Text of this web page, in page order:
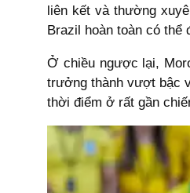
liên kết và thường
Brazil hoàn toàn có thể
Ở chiều ngược lại,
trưởng thành vượt bậc
thời điểm ở rất gần